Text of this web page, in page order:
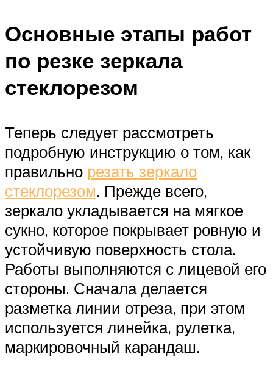
Основные этапы работ
по резке зеркала
стеклорезом
Теперь следует рассмотреть
подробную инструкцию о том, как
правильно резать зеркало
стеклорезом. Прежде всего,
зеркало укладывается на мягкое
сукно, которое покрывает ровную и
устойчивую поверхность стола.
Работы выполняются с лицевой его
стороны. Сначала делается
разметка линии отреза, при этом
используется линейка, рулетка,
маркировочный карандаш.